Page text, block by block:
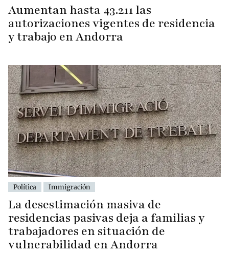
Aumentan hasta 43.211 las
autorizaciones vigentes de residencia
y trabajo en Andorra
Política Immigración
La desestimación masiva de
residencias pasivas deja a familias y
trabajadores en situación de
vulnerabilidad en Andorra